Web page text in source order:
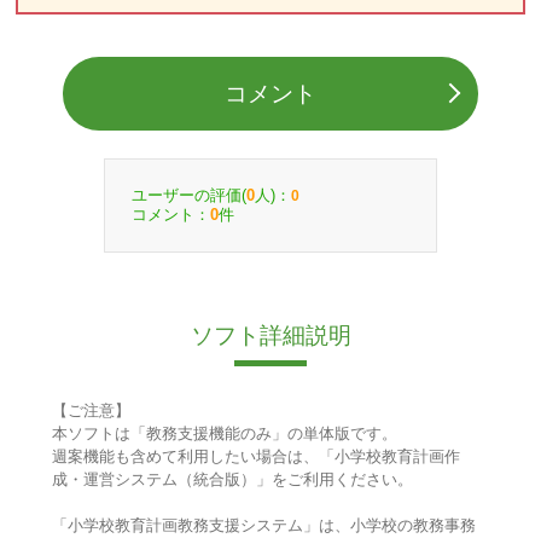
コメント
ユーザーの評価(0 人)： 0
コメント： 0件
ソフト詳細説明
【ご注意】
本ソフトは「教務支援機能のみ」の単体版です。
週案機能も含めて利用したい場合は、「小学校教育計画作
成・運営システム（統合版）」をご利用ください。
「小学校教育計画教務支援システム」は、小学校の教務事務